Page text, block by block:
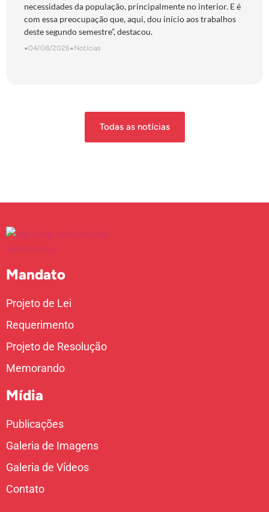
necessidades da população, principalmente no interior. E é
com essa preocupação que, aqui, dou início aos trabalhos
deste segundo semestre”, destacou.
•04/08/2026•Notícias
Todas as notícias
Mandato
Projeto de Lei
Requerimento
Projeto de Resolução
Memorando
Mídia
Publicações
Galeria de Imagens
Galeria de Vídeos
Contato